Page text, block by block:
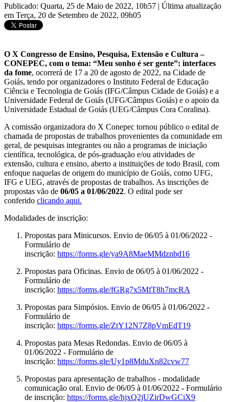
Publicado: Quarta, 25 de Maio de 2022, 10h57 | Última atualização
em Terça, 20 de Setembro de 2022, 09h05
O X Congresso de Ensino, Pesquisa, Extensão e Cultura –
CONEPEC, com o tema: “Meu sonho é ser gente”: interfaces
da fome, ocorrerá de 17 a 20 de agosto de 2022, na Cidade de
Goiás, tendo por organizadores o Instituto Federal de Educação
Ciência e Tecnologia de Goiás (IFG/Câmpus Cidade de Goiás) e a
Universidade Federal de Goiás (UFG/Câmpus Goiás) e o apoio da
Universidade Estadual de Goiás (UEG/Câmpus Cora Coralina).
A comissão organizadora do X Conepec tornou público o edital de
chamada de propostas de trabalhos provenientes da comunidade em
geral, de pesquisas integrantes ou não a programas de iniciação
científica, tecnológica, de pós-graduação e/ou atividades de
extensão, cultura e ensino, aberto a instituições de todo Brasil, com
enfoque naquelas de origem do município de Goiás, como UFG,
IFG e UEG, através de propostas de trabalhos. As inscrições de
propostas vão de 06/05 a 01/06/2022. O edital pode ser
conferido clicando aqui.
Modalidades de inscrição:
Propostas para Minicursos. Envio de 06/05 à 01/06/2022 -
Formulário de
inscrição: https://forms.gle/ya9A8MaeMMdznbd16
Propostas para Oficinas. Envio de 06/05 à 01/06/2022 -
Formulário de
inscrição: https://forms.gle/fGRg7x5MfT8h7mcRA
Propostas para Simpósios. Envio de 06/05 à 01/06/2022 -
Formulário de
inscrição: https://forms.gle/ZtY12N7Z8pVmEdT19
Propostas para Mesas Redondas. Envio de 06/05 à
01/06/2022 - Formulário de
inscrição: https://forms.gle/Uy1p8MduXn82cvw77
Propostas para apresentação de trabalhos - modalidade
comunicação oral. Envio de 06/05 à 01/06/2022 - Formulário
de inscrição: https://forms.gle/hjxQ2jUZirDwGCiX9